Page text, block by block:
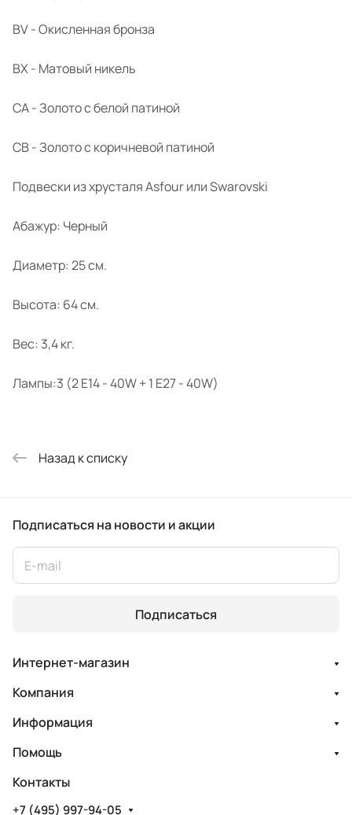
BV - Окисленная бронза
BX - Матовый никель
CA - Золото с белой патиной
CB - Золото с коричневой патиной
Подвески из хрусталя Asfour или Swarovski
Абажур: Черный
Диаметр: 25 см.
Высота: 64 см.
Вес: 3,4 кг.
Лампы:3 (2 E14 - 40W + 1 E27 - 40W)
Назад к списку
Подписаться на новости и акции
Подписаться
Интернет-магазин
Компания
Информация
Помощь
Контакты
+7 (495) 997-94-05